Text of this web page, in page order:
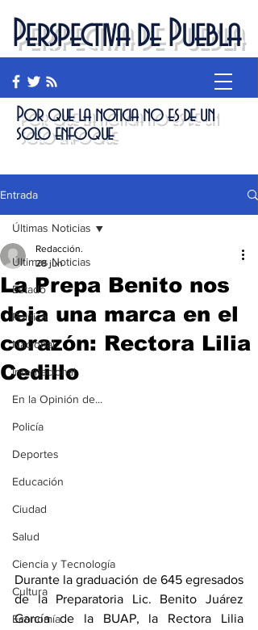
Perspectiva de Puebla
Por que la noticia no es de un
solo enfoque
Entrada
Últimas Noticias
Estado
Política
Nacional
Internacional
En la Opinión de...
Policía
Deportes
Educación
Ciudad
Salud
Ciencia y Tecnología
Cultura
Economía
Últimas Noticias
La Prepa Benito nos
deja una marca en el
corazón: Rectora Lilia
Cedillo
Redacción.
28 jun
Durante la graduación de 645 egresados
de la Preparatoria Lic. Benito Juárez
García de la BUAP, la Rectora Lilia